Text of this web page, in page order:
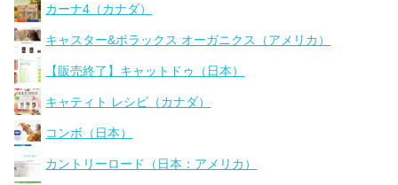
カーナ4（カナダ）
キャスター&ポラックス オーガニクス（アメリカ）
【販売終了】キャットドゥ（日本）
キャティト レシピ（カナダ）
コンボ（日本）
カントリーロード（日本：アメリカ）